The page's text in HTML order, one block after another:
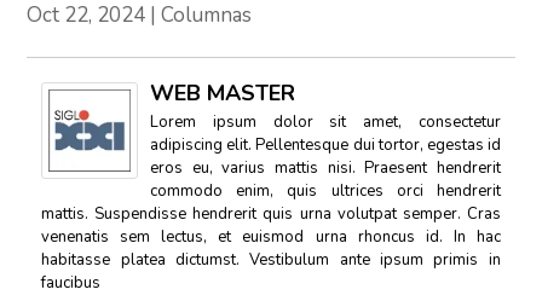
Oct 22, 2024 |Columnas
WEB MASTER
Lorem ipsum dolor sit amet, consectetur
adipiscing elit. Pellentesque dui tortor, egestas id
eros eu, varius mattis nisi. Praesent hendrerit
commodo enim, quis ultrices orci hendrerit
mattis. Suspendisse hendrerit quis urna volutpat semper. Cras
venenatis sem lectus, et euismod urna rhoncus id. In hac
habitasse platea dictumst. Vestibulum ante ipsum primis in
faucibus